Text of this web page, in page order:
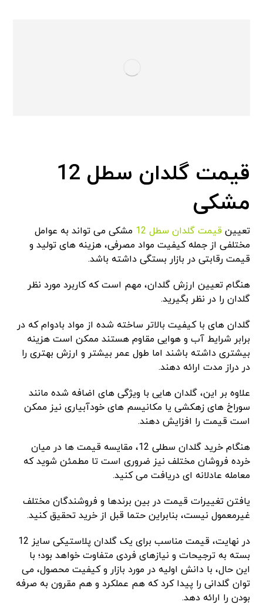
قیمت گلدان سطل 12
مشکی
تعیین قیمت گلدان سطل 12
مشکی می تواند به عوامل
مختلفی از جمله کیفیت مواد مصرفی، هزینه های تولید و
قیمت رقابتی در بازار بستگی داشته باشد.
هنگام تعیین ارزش گلدان، مهم است که کاربرد مورد نظر
گلدان را در نظر بگیرید.
گلدان های با کیفیت بالاتر ساخته شده از مواد بادوام که در
برابر شرایط آب و هوایی مقاوم هستند ممکن است هزینه
بیشتری داشته باشند اما طول عمر بیشتر و ارزش بهتری را
در دراز مدت ارائه دهند.
علاوه بر این، گلدان هایی با ویژگی های اضافه شده مانند
سوراخ های زهکشی یا مکانیسم های خودآبیاری نیز ممکن
است قیمت را افزایش دهند.
هنگام خرید گلدان سطلی 12، مقایسه قیمت ها در میان
خرده فروشان مختلف نیز ضروری است تا مطمئن شوید که
معامله عادلانه ای دریافت می کنید.
یافتن تغییرات قیمت در بین برندها و فروشندگان مختلف
غیرمعمول نیست، بنابراین حتما قبل از خرید تحقیق کنید.
در نهایت، قیمت مناسب برای یک گلدان پلاستیکی سایز 12
بسته به ترجیحات و نیازهای فردی متفاوت خواهد بود؛ با
این حال، با دانش اولیه در مورد بازار و کیفیت محصول، می
توان گلدانی را پیدا کرد که هم عملکرد و هم مقرون به صرفه
بودن را ارائه دهد.